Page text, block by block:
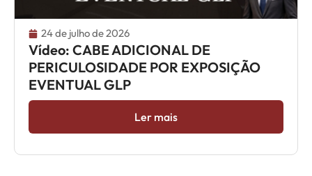
24 de julho de 2026
Vídeo: CABE ADICIONAL DE
PERICULOSIDADE POR EXPOSIÇÃO
EVENTUAL GLP
Ler mais